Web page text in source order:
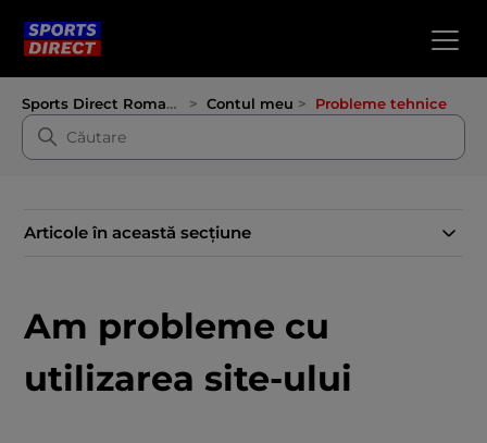
Sports Direct Romania Contul meu Probleme tehnice
Articole în această secțiune
Am probleme cu
utilizarea site-ului